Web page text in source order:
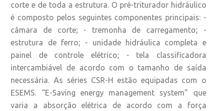
corte e de toda a estrutura. O pré-triturador hidráulico
é composto pelos seguintes componentes principais: -
câmara de corte; - tremonha de carregamento; -
estrutura de ferro; - unidade hidráulica completa e
painel de controle elétrico; - tela classificadora
intercambiável de acordo com o tamanho de saída
necessária. As séries CSR-H estão equipadas com o
ESEMS. “E-Saving energy management system” que
varia a absorção elétrica de acordo com a força